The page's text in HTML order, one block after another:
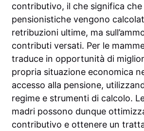
contributivo, il che significa
pensionistiche vengono
retribuzioni ultime, ma
contributi versati. Per le
traduce in opportunità di
propria situazione economica
accesso alla pensione,
regime e strumenti di calcolo.
madri possono dunque
contributivo e ottenere un